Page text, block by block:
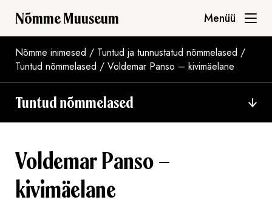
Nõmme Muuseum Menüü
Nõmme inimesed / Tuntud ja tunnustatud nõmmelased /
Tuntud nõmmelased / Voldemar Panso – kivimäelane
Tuntud nõmmelased
Voldemar Panso –
kivimäelane